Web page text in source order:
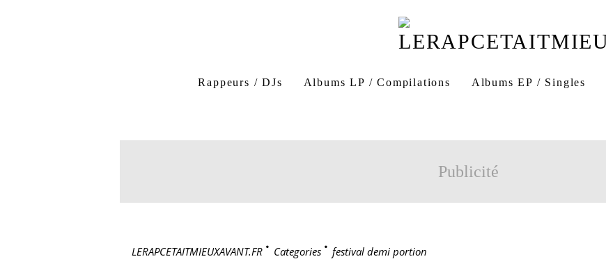
Rappeurs / DJs Albums LP / Compilations Albums EP / Singles
Publicité
LERAPCETAITMIEUXAVANT.FR > Categories > festival demi portion